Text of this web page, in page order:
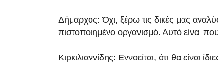
Δήμαρχος: Όχι, ξέρω τις δικές μας
πιστοποιημένο οργανισμό. Αυτό είναι
Κιρκιλιαννίδης: Εννοείται, ότι θα είναι